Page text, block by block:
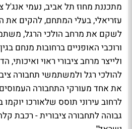
מתכננת מחוז תל אביב, נעמי
עזריאלי, בעלי המתחם, להקים את
לשקם את מרחב הולכי הרגל,
ורוכבי האופניים ברחובות מנחם
ולייצר מרחב ציבורי ראוי ואיכותי,
להולכי רגל ולמשתמשי תחבורה
את אחד מעורקי התחבורה
לרחוב עירוני תוסס שלאורכו
גבוהה לתחבורה ציבורית - רכבת